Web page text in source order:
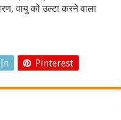
वायु को उल्टा करने वाला
Pinterest